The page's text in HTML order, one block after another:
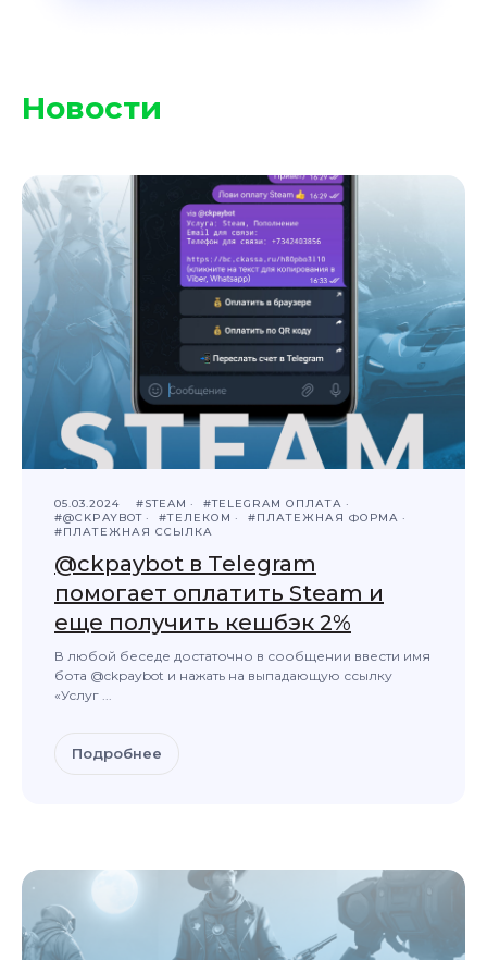
Новости
05.03.2024 #STEAM
#TELEGRAM ОПЛАТА
#@CKPAYBOT
#ТЕЛЕКОМ
#ПЛАТЕЖНАЯ ФОРМА
#ПЛАТЕЖНАЯ ССЫЛКА
@ckpaybot в Telegram
помогает оплатить Steam и
еще получить кешбэк 2%
В любой беседе достаточно в сообщении ввести имя
бота @ckpaybot и нажать на выпадающую ссылку
«Услуг ...
Подробнее
4
Принимайте
платежи с Ckassa
C кредитных и дебетовых банковских
карт, а так же через СБП, SberPay и
MirPay
Нам доверяют,
потому что с нами
надёжно и
безопасно
Вот как мы этого добиваемся:
Вся технологическая
инфраструктура Ckassa
находится на территории
Безопасность сертифицирована
ОУД 4 и ГОСТ Р ИСО/МЭК 15 408−3-
2013 согласно требованиям ЦБ РФ